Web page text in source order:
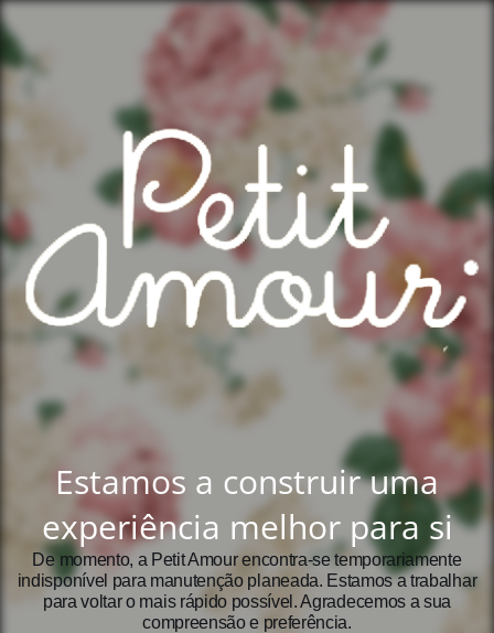
Estamos a construir uma
experiência melhor para si
De momento, a Petit Amour encontra‑se temporariamente
indisponível para manutenção planeada. Estamos a trabalhar
para voltar o mais rápido possível. Agradecemos a sua
compreensão e preferência.